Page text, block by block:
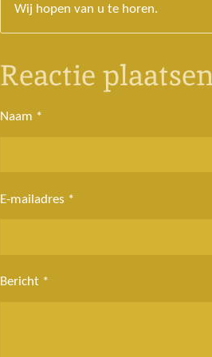
Wij hopen van u te horen.
Reactie
Naam *
E-mailadres *
Bericht *